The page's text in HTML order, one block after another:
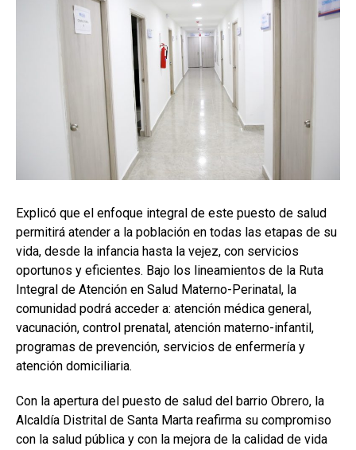
Explicó que el enfoque integral de este puesto de salud
permitirá atender a la población en todas las etapas de su
vida, desde la infancia hasta la vejez, con servicios
oportunos y eficientes. Bajo los lineamientos de la Ruta
Integral de Atención en Salud Materno-Perinatal, la
comunidad podrá acceder a: atención médica general,
vacunación, control prenatal, atención materno-infantil,
programas de prevención, servicios de enfermería y
atención domiciliaria.
Con la apertura del puesto de salud del barrio Obrero, la
Alcaldía Distrital de Santa Marta reafirma su compromiso
con la salud pública y con la mejora de la calidad de vida